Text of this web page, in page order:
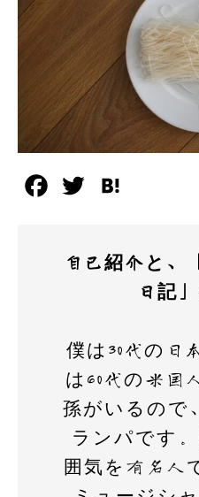
t
e
自己紹介と、
日記
僕は30代の日
は60代の米国
孫がいるので
ランパです
囲気を有名人